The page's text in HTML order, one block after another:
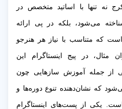
نه تنها با اساتید متخصص در
می‌شود، بلکه در پی ارائه
که متناسب با نیاز هر هنرجو
در پیج اینستاگرام این
از جمله آموزش سازهایی چون
که نشان‌دهنده تنوع دوره‌ها و
یکی از پست‌های اینستاگرام